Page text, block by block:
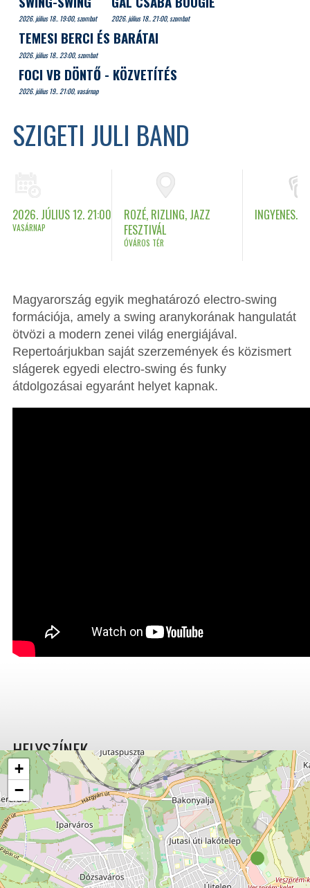
SZIGETI JULI BAND
2026. JÚLIUS 12. 21:00
VASÁRNAP
ROZÉ, RIZLING, JAZZ
FESZTIVÁL
ÓVÁROS TÉR
INGYENES.
Magyarország egyik meghatározó electro-swing
formációja, amely a swing aranykorának hangulatát
ötvözi a modern zenei világ energiájával.
Repertoárjukban saját szerzemények és közismert
slágerek egyedi electro-swing és funky
átdolgozásai egyaránt helyet kapnak.
2026. július 18.. 19:00, szombat 2026. július 18.. 21:00, szombat
TEMESI BERCI ÉS BARÁTAI
2026. július 18.. 23:00, szombat
FOCI VB DÖNTŐ - KÖZVETÍTÉS
2026. július 19.. 21:00, vasárnap
+
−
HELYSZÍNEK